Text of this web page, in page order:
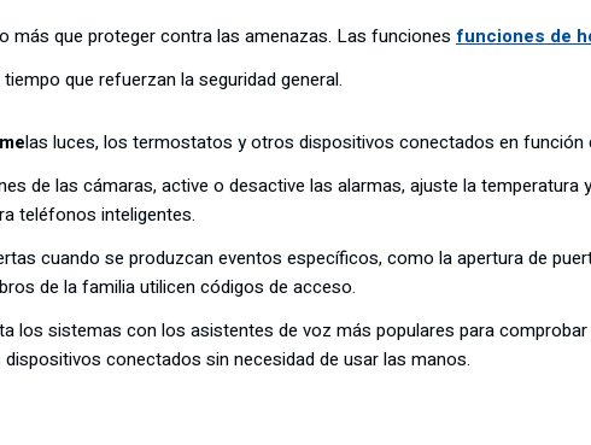
más que proteger contra las amenazas. Las funciones funciones de
que refuerzan la seguridad general.
las luces, los termostatos y otros dispositivos conectados en función
de las cámaras, active o desactive las alarmas, ajuste la temperatura
teléfonos inteligentes.
cuando se produzcan eventos específicos, como la apertura de
de la familia utilicen códigos de acceso.
los sistemas con los asistentes de voz más populares para
conectados sin necesidad de usar las manos.